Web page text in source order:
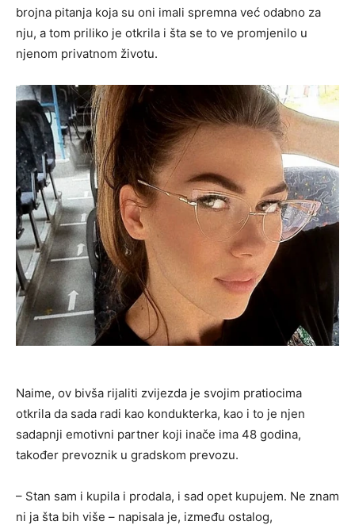
brojna pitanja koja su oni imali spremna već odabno za
nju, a tom priliko je otkrila i šta se to ve promjenilo u
njenom privatnom životu.
Naime, ov bivša rijaliti zvijezda je svojim pratiocima
otkrila da sada radi kao kondukterka, kao i to je njen
sadapnji emotivni partner koji inače ima 48 godina,
također prevoznik u gradskom prevozu.
– Stan sam i kupila i prodala, i sad opet kupujem. Ne znam
ni ja šta bih više – napisala je, između ostalog,